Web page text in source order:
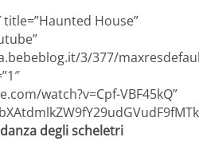
title=”Haunted House”
3/377/
watch?v=Cpf-VBF45kQ”
degli scheletri